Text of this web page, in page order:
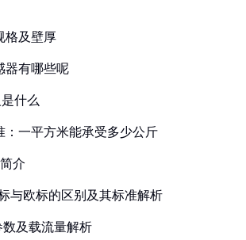
格及壁厚
器有哪些呢
什么
：一平方米能承受多少公斤
介
与欧标的区别及其标准解析
数及载流量解析